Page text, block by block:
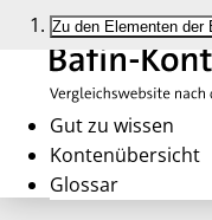
Zu den Elementen der
Gut zu wissen
Kontenübersicht
Glossar